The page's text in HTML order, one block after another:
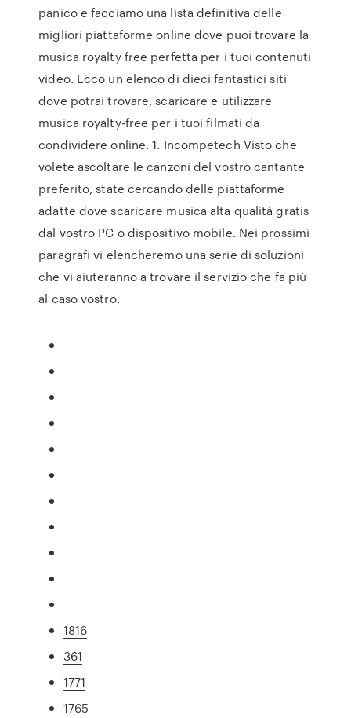
panico e facciamo una lista definitiva delle
migliori piattaforme online dove puoi trovare la
musica royalty free perfetta per i tuoi contenuti
video. Ecco un elenco di dieci fantastici siti
dove potrai trovare, scaricare e utilizzare
musica royalty-free per i tuoi filmati da
condividere online. 1. Incompetech Visto che
volete ascoltare le canzoni del vostro cantante
preferito, state cercando delle piattaforme
adatte dove scaricare musica alta qualità gratis
dal vostro PC o dispositivo mobile. Nei prossimi
paragrafi vi elencheremo una serie di soluzioni
che vi aiuteranno a trovare il servizio che fa più
al caso vostro.
1816
361
1771
1765